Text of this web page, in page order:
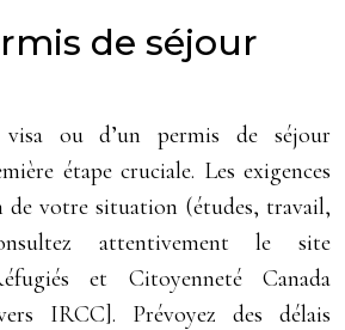
de séjour
visa ou d’un permis de séjour
étape cruciale. Les exigences
votre situation (études, travail,
attentivement le site
et Citoyenneté Canada
IRCC]. Prévoyez des délais